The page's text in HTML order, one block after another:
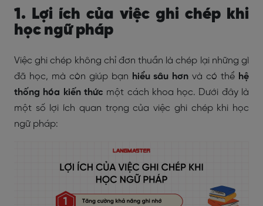
1. Lợi ích của việc ghi chép khi
học ngữ pháp
Việc ghi chép không chỉ đơn thuần là chép lại những gì
đã học, mà còn giúp bạn hiểu sâu hơn và có thể hệ
thống hóa kiến thức một cách khoa học. Dưới đây là
một số lợi ích quan trọng của việc ghi chép khi học
ngữ pháp: